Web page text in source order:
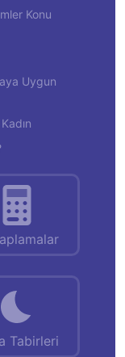
Konu
Uygun
Tabirleri